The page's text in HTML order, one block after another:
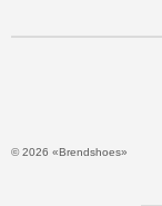
© 2026 «Brendshoes»